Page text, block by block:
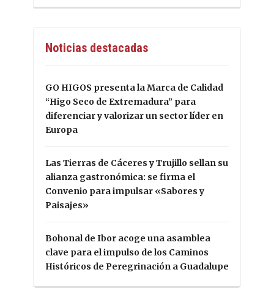
Noticias destacadas
GO HIGOS presenta la Marca de Calidad
“Higo Seco de Extremadura” para
diferenciar y valorizar un sector líder en
Europa
Las Tierras de Cáceres y Trujillo sellan su
alianza gastronómica: se firma el
Convenio para impulsar «Sabores y
Paisajes»
Bohonal de Ibor acoge una asamblea
clave para el impulso de los Caminos
Históricos de Peregrinación a Guadalupe